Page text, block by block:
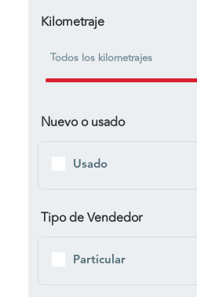
Kilometraje
Todos los kilometrajes
Nuevo o usado
Usado
Tipo de Vendedor
Particular